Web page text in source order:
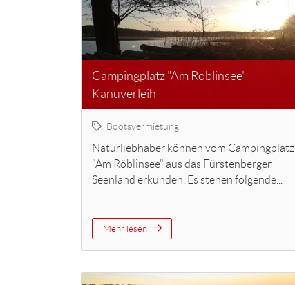
Campingplatz "Am Röblinsee"
Kanuverleih
Bootsvermietung
Naturliebhaber können vom Campingplatz
"Am Röblinsee" aus das Fürstenberger
Seenland erkunden. Es stehen folgende...
Mehr lesen